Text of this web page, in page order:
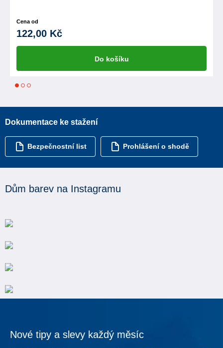
Cena od
122,00 Kč
Do košíku
1 2
Dokumentace ke stažení
Bezpečnostní list Prohlášení o shodě
Dům barev na Instagramu
Nové tipy a slevy každý měsíc